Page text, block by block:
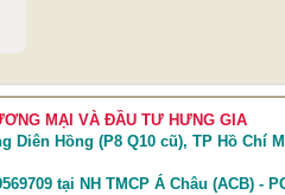
MẠI VÀ ĐẦU TƯ HƯNG GIA
Diên Hồng (P8 Q10 cũ), TP Hồ Chí
tại NH TMCP Á Châu (ACB) -